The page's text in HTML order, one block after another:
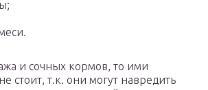
и сочных кормов, то ими
стоит, т.к. они могут навредить